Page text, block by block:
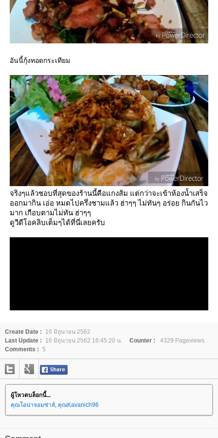
อันนี้กุ้งทอดกระเทียม
จริงๆแล้วชอบที่สุดของร้านนี้คือแกงส้ม แต่กว่าจะเข้าห้องน้ำเสร็จ
ออกมากิน เอ่อ หมดไปครึ่งชามแล้ว ฮ่าๆๆ ไม่ทันๆ อร่อย กินกันไว
มาก เกือบตามไม่ทัน ฮ่าๆๆ
ดูวีดีโอคลิบเต็มๆได้ที่นี่เลยครับ
Create Date :
16 มิถุนายน 2562
Last Update :
16 มิถุนายน 2562 16:45:20 น. Counter :
4329 Pageviews.
Comments : 5
ผู้โหวตบล็อกนี้...
คุณโอน่าจอมซ่าส์, คุณKavanich96